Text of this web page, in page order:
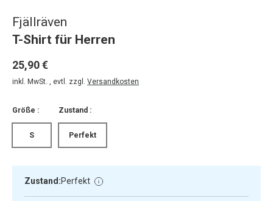
Fjällräven
T-Shirt für Herren
25,90 €
inkl. MwSt. , evtl. zzgl. Versandkosten
Größe :
S
Zustand :
Perfekt
Zustand:Perfekt